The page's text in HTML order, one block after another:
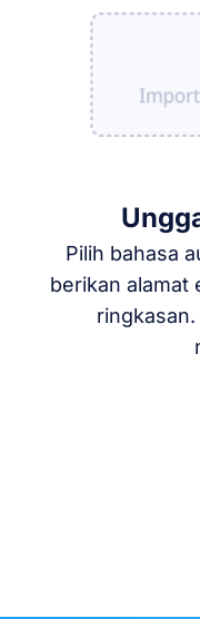
Pilih bahasa
berikan alamat